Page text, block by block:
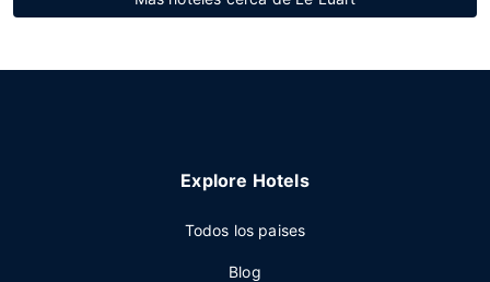
Explore Hotels
Todos los paises
Blog